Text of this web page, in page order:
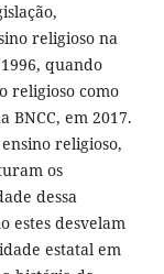
religioso na
quando
religioso como
BNCC, em 2017.
religioso,
os
dessa
estes desvelam
estatal em